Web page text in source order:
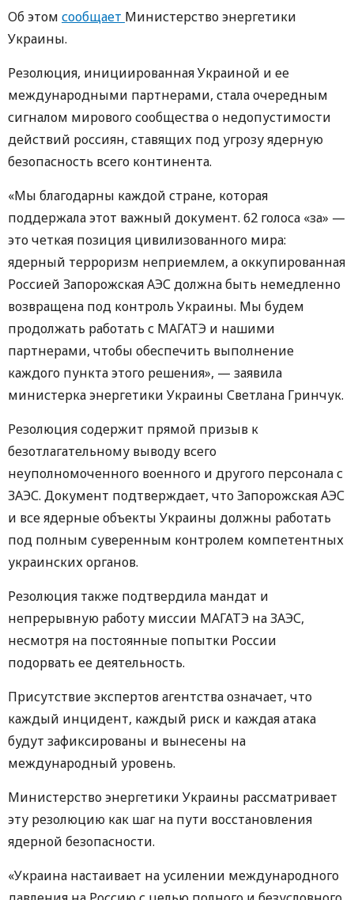
Об этом сообщает Министерство энергетики
Украины.
Резолюция, инициированная Украиной и ее
международными партнерами, стала очередным
сигналом мирового сообщества о недопустимости
действий россиян, ставящих под угрозу ядерную
безопасность всего континента.
«Мы благодарны каждой стране, которая
поддержала этот важный документ. 62 голоса «за» —
это четкая позиция цивилизованного мира:
ядерный терроризм неприемлем, а оккупированная
Россией Запорожская АЭС должна быть немедленно
возвращена под контроль Украины. Мы будем
продолжать работать с МАГАТЭ и нашими
партнерами, чтобы обеспечить выполнение
каждого пункта этого решения», — заявила
министерка энергетики Украины Светлана Гринчук.
Резолюция содержит прямой призыв к
безотлагательному выводу всего
неуполномоченного военного и другого персонала с
ЗАЭС. Документ подтверждает, что Запорожская АЭС
и все ядерные объекты Украины должны работать
под полным суверенным контролем компетентных
украинских органов.
Резолюция также подтвердила мандат и
непрерывную работу миссии МАГАТЭ на ЗАЭС,
несмотря на постоянные попытки России
подорвать ее деятельность.
Присутствие экспертов агентства означает, что
каждый инцидент, каждый риск и каждая атака
будут зафиксированы и вынесены на
международный уровень.
Министерство энергетики Украины рассматривает
эту резолюцию как шаг на пути восстановления
ядерной безопасности.
«Украина настаивает на усилении международного